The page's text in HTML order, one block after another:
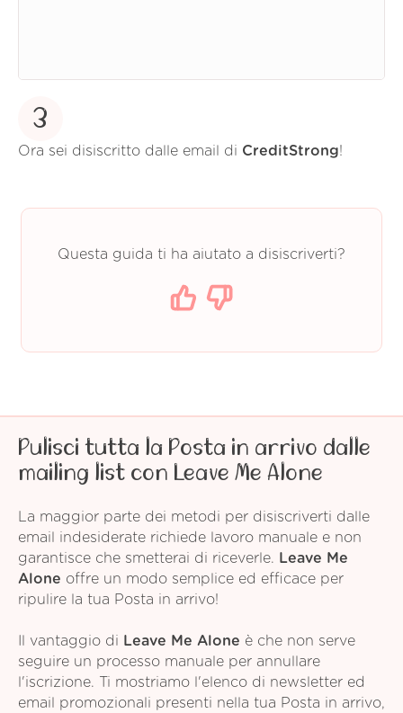
3
Ora sei disiscritto dalle email di CreditStrong!
Questa guida ti ha aiutato a disiscriverti?
Pulisci tutta la Posta in arrivo dalle
mailing list con Leave Me Alone
La maggior parte dei metodi per disiscriverti dalle
email indesiderate richiede lavoro manuale e non
garantisce che smetterai di riceverle. Leave Me
Alone offre un modo semplice ed efficace per
ripulire la tua Posta in arrivo!
Il vantaggio di Leave Me Alone è che non serve
seguire un processo manuale per annullare
l'iscrizione. Ti mostriamo l'elenco di newsletter ed
email promozionali presenti nella tua Posta in arrivo,